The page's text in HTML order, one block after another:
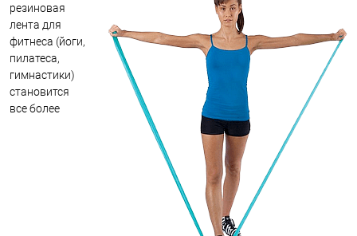
резиновая
лента для
фитнеса (йоги,
пилатеса,
гимнастики)
становится
все более